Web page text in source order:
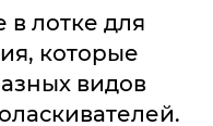
лотке для
которые
видов